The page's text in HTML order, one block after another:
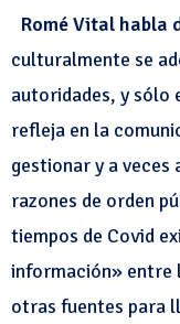
Romé Vital habla
culturalmente se
autoridades, y sólo
refleja en la
gestionar y a
razones de orden
tiempos de Covid
información» entre
otras fuentes para